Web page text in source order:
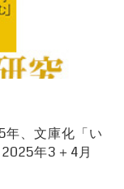
、文庫化「い
年3＋4月